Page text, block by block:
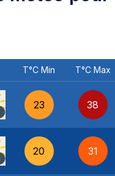
T°C Min T°C Max
23 38
20 31